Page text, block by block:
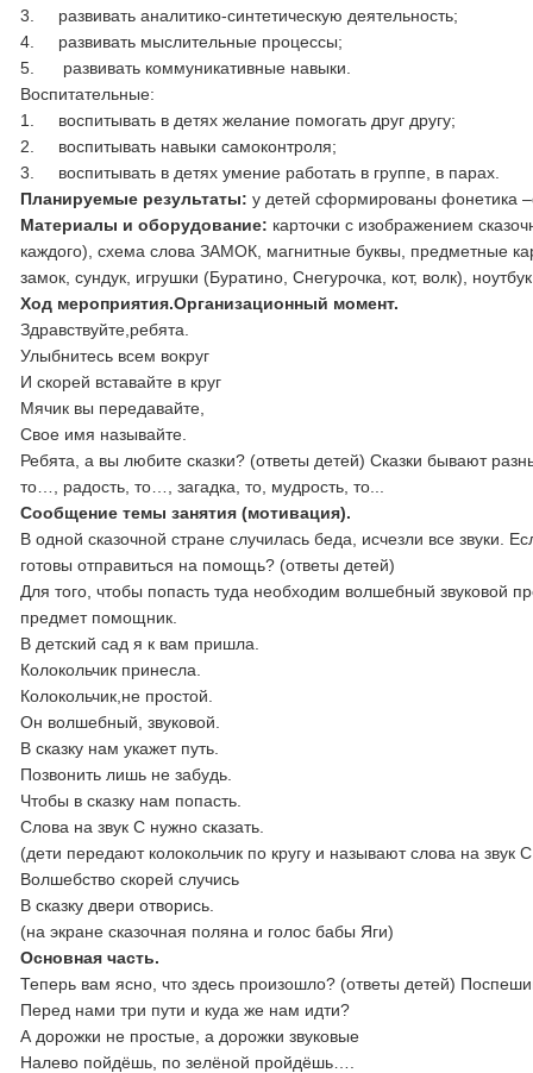
3. развивать аналитико-синтетическую деятельность;
4. развивать мыслительные процессы;
5. развивать коммуникативные навыки.
Воспитательные:
1. воспитывать в детях желание помогать друг другу;
2. воспитывать навыки самоконтроля;
3. воспитывать в детях умение работать в группе, в парах.
Планируемые результаты: у детей сформированы фонетика
Материалы и оборудование: карточки с изображением
каждого), схема слова ЗАМОК, магнитные буквы, предметные
замок, сундук, игрушки (Буратино, Снегурочка, кот, волк),
Ход мероприятия.Организационный момент.
Здравствуйте,ребята.
Улыбнитесь всем вокруг
И скорей вставайте в круг
Мячик вы передавайте,
Свое имя называйте.
Ребята, а вы любите сказки? (ответы детей) Сказки бывают
то…, радость, то…, загадка, то, мудрость, то...
Сообщение темы занятия (мотивация).
В одной сказочной стране случилась беда, исчезли все
готовы отправиться на помощь? (ответы детей)
Для того, чтобы попасть туда необходим волшебный звуковой
предмет помощник.
В детский сад я к вам пришла.
Колокольчик принесла.
Колокольчик,не простой.
Он волшебный, звуковой.
В сказку нам укажет путь.
Позвонить лишь не забудь.
Чтобы в сказку нам попасть.
Слова на звук С нужно сказать.
(дети передают колокольчик по кругу и называют слова на
Волшебство скорей случись
В сказку двери отворись.
(на экране сказочная поляна и голос бабы Яги)
Основная часть.
Теперь вам ясно, что здесь произошло? (ответы детей)
Перед нами три пути и куда же нам идти?
А дорожки не простые, а дорожки звуковые
Налево пойдёшь, по зелёной пройдёшь….